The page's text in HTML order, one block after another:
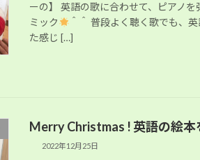
ーの】 英語の歌に合わせて、ピアノ
ミック
＾＾ 普段よく聴く歌でも、
た感じ […]
Merry Christmas ! 英語の絵本
2022年12月25日